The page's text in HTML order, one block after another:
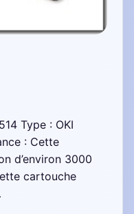
Type : OKI
: Cette
d’environ 3000
cartouche